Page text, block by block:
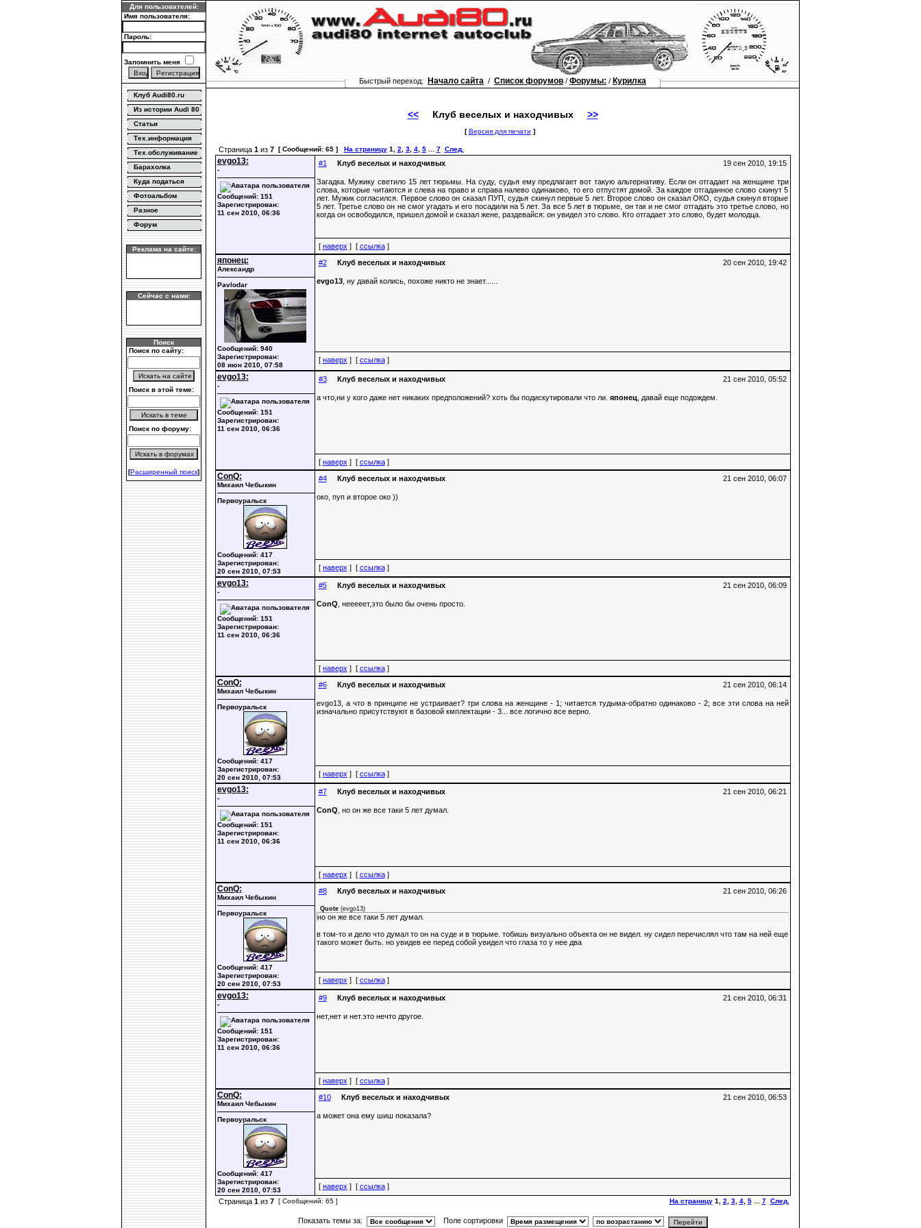
Для пользователей:
Имя пользователя:
Пароль:
Запомнить меня
Клуб Audi80.ru
Из истории Audi 80
Статьи
Тех.информация
Тех.обслуживание
Барахолка
Куда податься
Фотоальбом
Разное
Форум
Реклама на сайте:
Сейчас с нами:
Поиск
Поиск по сайту:
Поиск в этой теме:
Поиск по форуму:
[Расширенный поиск]
Быстрый переход: Начало сайта / Список форумов / Форумы: / Курилка
<<Клуб веселых и находчивых >>
[Версия для печати ]
Страница 1из 7 [ Сообщений: 65 ] На страницу 1, 2, 3, 4, 5... 7 След.
evgo13:
-
Сообщений: 151
Зарегистрирован:
11 сен 2010, 06:36
#1 Клуб веселых и находчивых 19 сен 2010, 19:15
Загадка. Мужику светило 15 лет тюрьмы. На суду, судья ему предлагает вот такую альтернативу. Если он отгадает на женщине три
слова, которые читаются и слева на право и справа налево одинаково, то его отпустят домой. За каждое отгаданное слово скинут 5
лет. Мужик согласился. Первое слово он сказал ПУП, судья скинул первые 5 лет. Второе слово он сказал ОКО, судья скинул вторые
5 лет. Третье слово он не смог угадать и его посадили на 5 лет. За все 5 лет в тюрьме, он так и не смог отгадать это третье слово, но
когда он освободился, пришел домой и сказал жене, раздевайся: он увидел это слово. Кто отгадает это слово, будет молодца.
[ наверх ] [ ссылка]
японец:
Александр
Pavlodar
Сообщений: 940
Зарегистрирован:
08 июн 2010, 07:58
#2 Клуб веселых и находчивых 20 сен 2010, 19:42
evgo13, ну давай колись, похоже никто не знает......
[ наверх ] [ ссылка]
evgo13:
-
Сообщений: 151
Зарегистрирован:
11 сен 2010, 06:36
#3 Клуб веселых и находчивых 21 сен 2010, 05:52
а что,ни у кого даже нет никаких предположений? хоть бы подискутировали что ли. японец , давай еще подождем.
[ наверх ] [ ссылка]
ConQ:
Михаил Чебыкин
Первоуральск
Сообщений: 417
Зарегистрирован:
20 сен 2010, 07:53
#4 Клуб веселых и находчивых 21 сен 2010, 06:07
око, пуп и второе око ))
[ наверх ] [ ссылка]
evgo13:
-
Сообщений: 151
Зарегистрирован:
11 сен 2010, 06:36
#5 Клуб веселых и находчивых 21 сен 2010, 06:09
ConQ , нееееет,это было бы очень просто.
[ наверх ] [ ссылка]
ConQ:
Михаил Чебыкин
Первоуральск
Сообщений: 417
Зарегистрирован:
20 сен 2010, 07:53
#6 Клуб веселых и находчивых 21 сен 2010, 06:14
evgo13, а что в принципе не устраивает? три слова на женщине - 1; читается тудыма-обратно одинаково - 2; все эти слова на ней
изначально присутствуют в базовой кмплектации - 3... все логично все верно.
[ наверх ] [ ссылка]
evgo13:
-
Сообщений: 151
Зарегистрирован:
11 сен 2010, 06:36
#7 Клуб веселых и находчивых 21 сен 2010, 06:21
ConQ , но он же все таки 5 лет думал.
[ наверх ] [ ссылка]
ConQ:
Михаил Чебыкин
Первоуральск
Сообщений: 417
Зарегистрирован:
20 сен 2010, 07:53
#8 Клуб веселых и находчивых 21 сен 2010, 06:26
Quote(evgo13)
но он же все таки 5 лет думал.
в том-то и дело что думал то он на суде и в тюрьме. тобишь визуально объекта он не видел. ну сидел перечислял что там на ней еще
такого может быть. но увидев ее перед собой увидел что глаза то у нее два
[ наверх ] [ ссылка]
evgo13:
-
Сообщений: 151
Зарегистрирован:
11 сен 2010, 06:36
#9 Клуб веселых и находчивых 21 сен 2010, 06:31
нет,нет и нет.это нечто другое.
[ наверх ] [ ссылка]
ConQ:
Михаил Чебыкин
Первоуральск
Сообщений: 417
Зарегистрирован:
20 сен 2010, 07:53
#10 Клуб веселых и находчивых 21 сен 2010, 06:53
а может она ему шиш показала?
[ наверх ] [ ссылка]
Страница 1из 7 [ Сообщений: 65 ] На страницу 1, 2, 3, 4, 5... 7 След.
Показать темы за: Поле сортировки